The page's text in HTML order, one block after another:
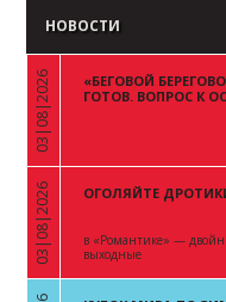
НОВОСТИ
«
03|08|2026
«БЕГОВОЙ
ГОТОВ. ВОПРОС К
«
03|08|2026 ОГОЛЯЙТЕ
в «Романтике» —
выходные